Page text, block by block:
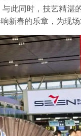
此同时，技艺精
新春的乐章，为现场